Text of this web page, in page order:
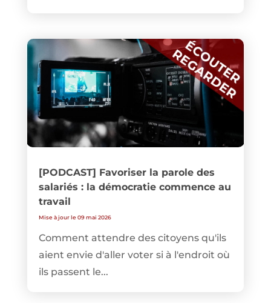
[PODCAST] Favoriser la parole des
salariés : la démocratie commence au
travail
Mise à jour le 09 mai 2026
Comment attendre des citoyens qu'ils
aient envie d'aller voter si à l'endroit où
ils passent le...